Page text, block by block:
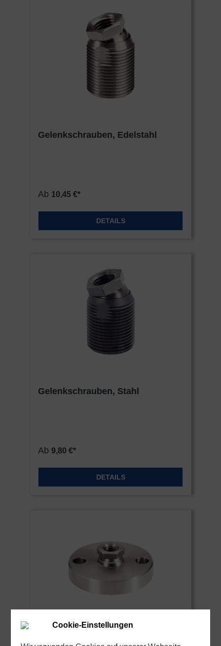
Gelenkschrauben, Edelstahl
Ab 10,45 €*
DETAILS
Gelenkschrauben, Stahl
Ab 9,80 €*
DETAILS
Cookie-Einstellungen